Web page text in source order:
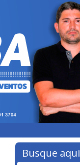
Busque aqui